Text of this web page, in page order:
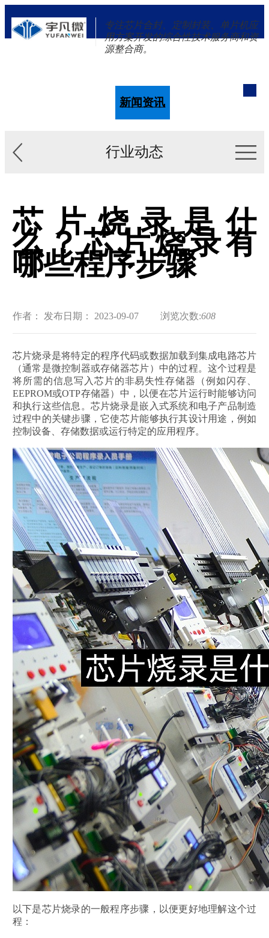
专注芯片合封、定制封装、单片机应
用方案开发的综合性技术服务商和资
源整合商。
新闻资讯
行业动态
芯片烧录是什
么？芯片烧录有
哪些程序步骤
作者： 发布日期： 2023-09-07 浏览次数:608
芯片烧录是将特定的程序代码或数据加载到集成电路芯片
（通常是微控制器或存储器芯片）中的过程。这个过程是
将所需的信息写入芯片的非易失性存储器（例如闪存、
EEPROM或OTP存储器）中，以便在芯片运行时能够访问
和执行这些信息。芯片烧录是嵌入式系统和电子产品制造
过程中的关键步骤，它使芯片能够执行其设计用途，例如
控制设备、存储数据或运行特定的应用程序。
以下是芯片烧录的一般程序步骤，以便更好地理解这个过
程：